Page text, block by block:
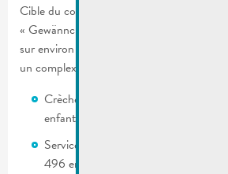
Cible du concours était l’actuel centre
« Gewännchen » avec le but d’optimiser le
sur environ 14.000 m2 tous les domaines
un complexe multifonctionnel :
Crèche et structure d’accueil pour le
enfants
Services d’accueil du Fondamental
496 enfants (midi) et 350 enfants